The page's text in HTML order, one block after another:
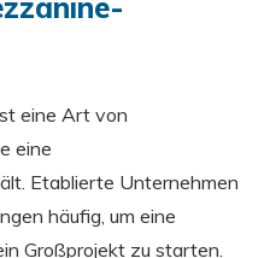
eine Art von
eine
Etablierte Unternehmen
häufig, um eine
Großprojekt zu starten.